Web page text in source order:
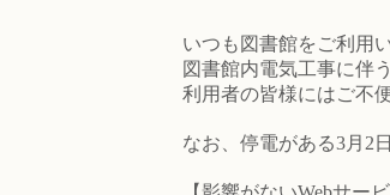
いつも図書館をご利用
図書館内電気工事に伴
利用者の皆様にはご不
なお、停電がある3月2